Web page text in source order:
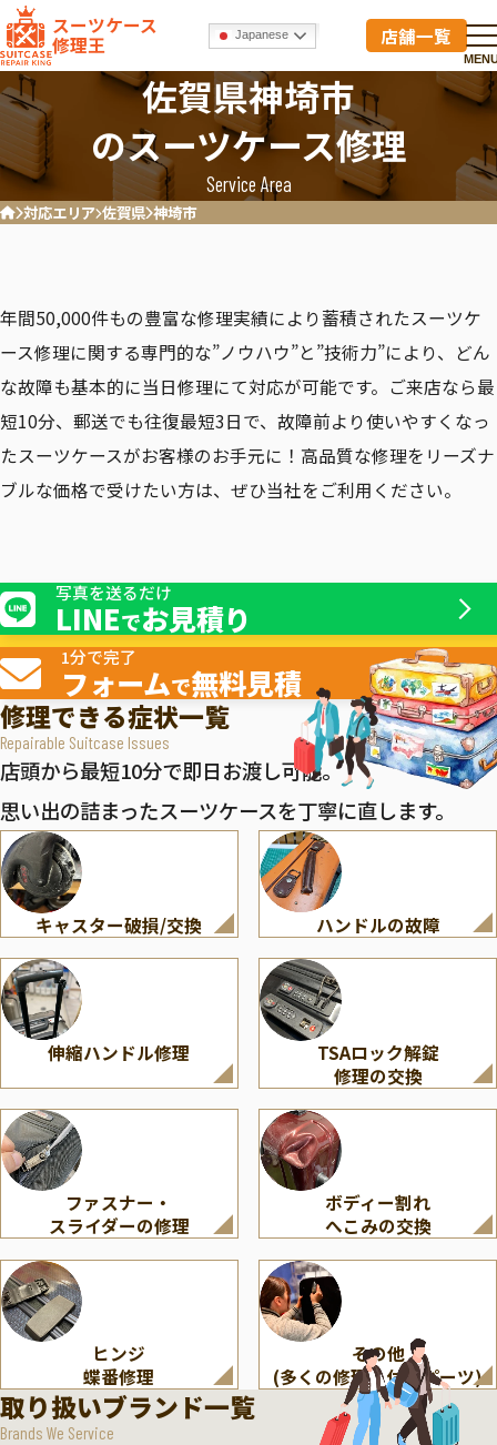
スーツケース
修理王 Japanese 店舗一覧
佐賀県神埼市
のスーツケース修理
Service Area
ホーム対応エリア 佐賀県 神埼市
年間50,000件もの豊富な修理実績により蓄積されたスーツケ
ース修理に関する専門的な”ノウハウ”と”技術力”により、どん
な故障も基本的に当日修理にて対応が可能です。ご来店なら最
短10分、郵送でも往復最短3日で、故障前より使いやすくなっ
たスーツケースがお客様のお手元に！高品質な修理をリーズナ
ブルな価格で受けたい方は、ぜひ当社をご利用ください。
写真を送るだけ
LINEでお見積り
1分で完了
フォームで無料見積
修理できる症状一覧
Repairable Suitcase Issues
店頭から最短10分で即日お渡し可能。
思い出の詰まったスーツケースを丁寧に直します。
キャスター破損/交換 ハンドルの故障
伸縮ハンドル修理
TSAロック解錠
修理の交換
ファスナー・
スライダーの修理
ボディー割れ
へこみの交換
ヒンジ
蝶番修理
その他
(多くの修理・付属パーツ)
取り扱いブランド一覧
Brands We Service